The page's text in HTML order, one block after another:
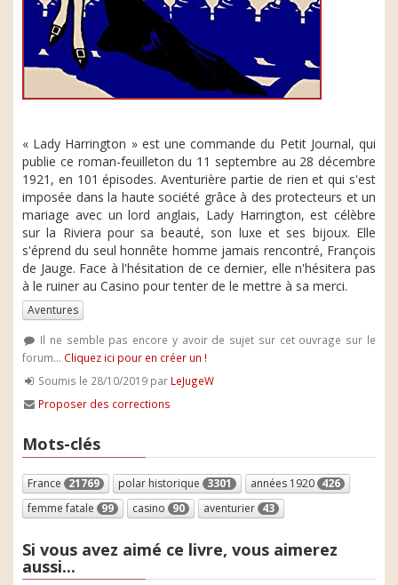
« Lady Harrington » est une commande du Petit Journal, qui
publie ce roman-feuilleton du 11 septembre au 28 décembre
1921, en 101 épisodes. Aventurière partie de rien et qui s'est
imposée dans la haute société grâce à des protecteurs et un
mariage avec un lord anglais, Lady Harrington, est célèbre
sur la Riviera pour sa beauté, son luxe et ses bijoux. Elle
s'éprend du seul honnête homme jamais rencontré, François
de Jauge. Face à l'hésitation de ce dernier, elle n'hésitera pas
à le ruiner au Casino pour tenter de le mettre à sa merci.
Aventures
Il ne semble pas encore y avoir de sujet sur cet ouvrage sur le
forum... Cliquez ici pour en créer un !
Soumis le 28/10/2019 par LeJugeW
Proposer des corrections
Mots-clés
France 21769 polar historique 3301 années 1920 426
femme fatale 99 casino 90 aventurier 43
Si vous avez aimé ce livre, vous aimerez
aussi...